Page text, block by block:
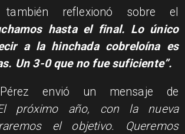
reflexionó sobre el
hasta el final. Lo único
a la hinchada cobreloína es
Un 3-0 que no fue suficiente”.
Pérez envió un mensaje de
próximo año, con la nueva
el objetivo. Queremos